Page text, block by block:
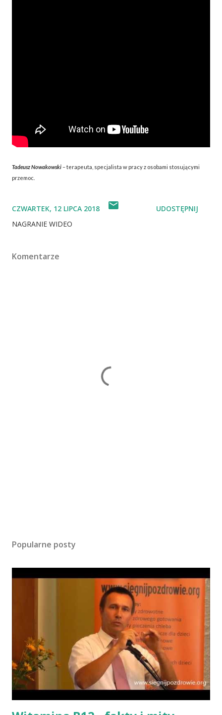
Tadeusz Nowakowski – terapeuta, specjalista w pracy z osobami stosującymi
przemoc.
CZWARTEK, 12 LIPCA 2018
NAGRANIE WIDEO
UDOSTĘPNIJ
Komentarze
Popularne posty